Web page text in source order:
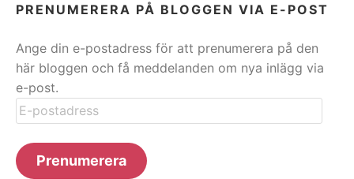
PRENUMERERA PÅ BLOGGEN VIA E-POST
Ange din e-postadress för att prenumerera på den
här bloggen och få meddelanden om nya inlägg via
e-post.
E-
postadress
Prenumerera